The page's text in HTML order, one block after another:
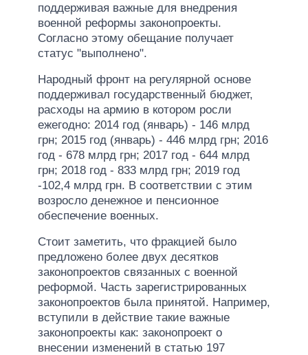
поддерживая важные для внедрения
военной реформы законопроекты.
Согласно этому обещание получает
статус "выполнено".
Народный фронт на регулярной основе
поддерживал государственный бюджет,
расходы на армию в котором росли
ежегодно: 2014 год (январь) - 146 млрд
грн; 2015 год (январь) - 446 млрд грн; 2016
год - 678 млрд грн; 2017 год - 644 млрд
грн; 2018 год - 833 млрд грн; 2019 год
-102,4 млрд грн. В соответствии с этим
возросло денежное и пенсионное
обеспечение военных.
Стоит заметить, что фракцией было
предложено более двух десятков
законопроектов связанных с военной
реформой. Часть зарегистрированных
законопроектов была принятой. Например,
вступили в действие такие важные
законопроекты как: законопроект о
внесении изменений в статью 197